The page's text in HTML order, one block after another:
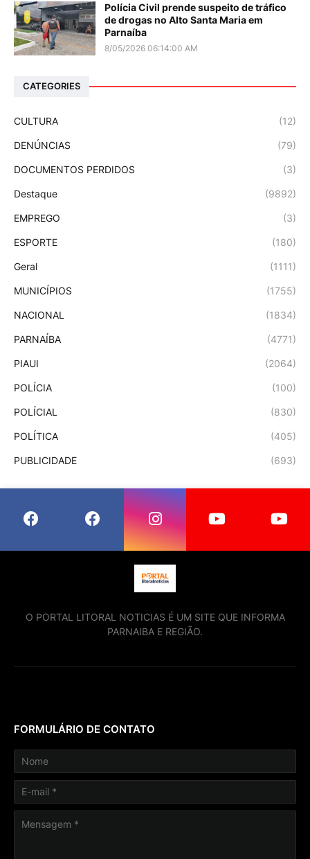
Polícia Civil prende suspeito de tráfico
de drogas no Alto Santa Maria em
Parnaíba
8/05/2026 06:14:00 AM
CATEGORIES
CULTURA (12)
DENÚNCIAS (79)
DOCUMENTOS PERDIDOS (3)
Destaque (9892)
EMPREGO (3)
ESPORTE (180)
Geral (1111)
MUNICÍPIOS (1755)
NACIONAL (1834)
PARNAÍBA (4771)
PIAUI (2064)
POLÍCIA (100)
POLÍCIAL (830)
POLÍTICA (405)
PUBLICIDADE (693)
O PORTAL LITORAL NOTICIAS É UM SITE QUE INFORMA
PARNAIBA E REGIÃO.
FORMULÁRIO DE CONTATO